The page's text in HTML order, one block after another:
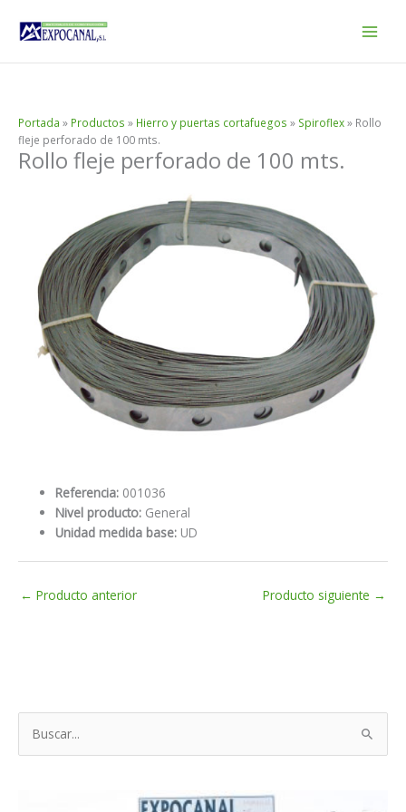
Portada » Productos » Hierro y puertas cortafuegos » Spiroflex» Rollo
fleje perforado de 100 mts.
Rollo fleje perforado de 100 mts.
Referencia: 001036
Nivel producto: General
Unidad medida base: UD
← Producto anterior Producto siguiente →